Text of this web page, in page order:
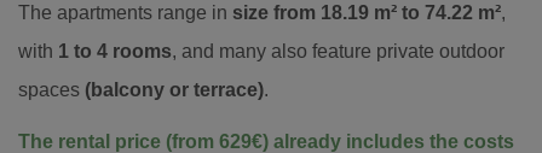
The apartments range in size from 18.19 m² to 74.22 m²,
with 1 to 4 rooms, and many also feature private outdoor
spaces (balcony or terrace).
The rental price (from 629€) already includes the costs